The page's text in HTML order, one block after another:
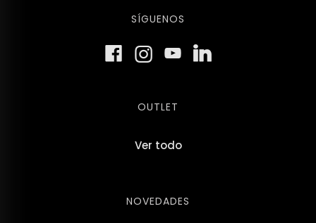
SÍGUENOS
OUTLET
Ver todo
NOVEDADES